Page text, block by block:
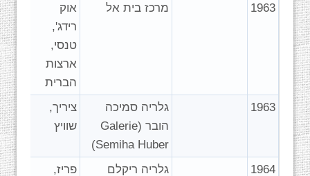
1963 מרכז בית אל
אוק
רידג',
טנסי,
ארצות
הברית
1963
גלריה סמיכה
הובר (Galerie
Semiha Huber)
ציריך,
שוויץ
1964
גלריה ריקלם
פריז,